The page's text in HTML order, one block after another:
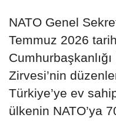
NATO Genel
Temmuz 2026
Zirvesi’nin
Türkiye’ye ev
ülkenin NATO’ya